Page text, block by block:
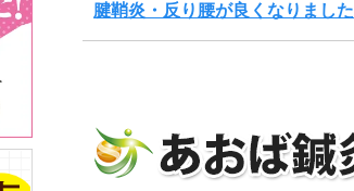
腱鞘炎・反り腰が良くなりました